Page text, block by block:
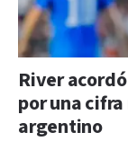
River
por una
argentino